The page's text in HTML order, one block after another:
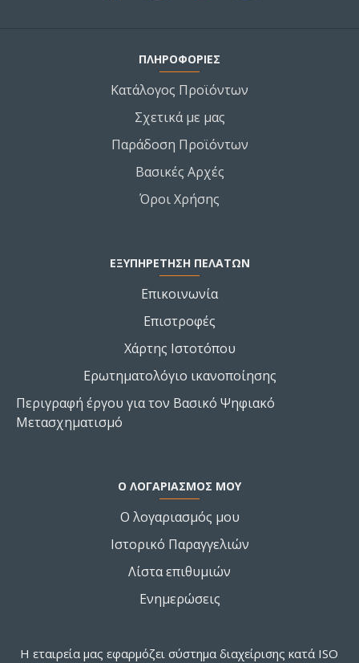
ΠΛΗΡΟΦΟΡΙΕΣ
Κατάλογος Προϊόντων
Σχετικά με μας
Παράδοση Προϊόντων
Βασικές Αρχές
Όροι Χρήσης
ΕΞΥΠΗΡΕΤΗΣΗ ΠΕΛΑΤΩΝ
Επικοινωνία
Επιστροφές
Χάρτης Ιστοτόπου
Ερωτηματολόγιο ικανοποίησης
Περιγραφή έργου για τον Βασικό Ψηφιακό
Μετασχηματισμό
Ο ΛΟΓΑΡΙΑΣΜΌΣ ΜΟΥ
Ο λογαριασμός μου
Ιστορικό Παραγγελιών
Λίστα επιθυμιών
Ενημερώσεις
Η εταιρεία μας εφαρμόζει σύστημα διαχείρισης κατά ISO